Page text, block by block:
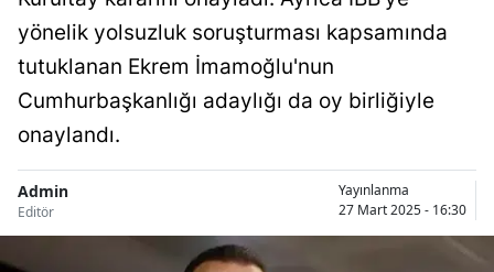
yönelik yolsuzluk soruşturması kapsamında
tutuklanan Ekrem İmamoğlu'nun
Cumhurbaşkanlığı adaylığı da oy birliğiyle
onaylandı.
Admin
Editör
Yayınlanma
27 Mart 2025 - 16:30